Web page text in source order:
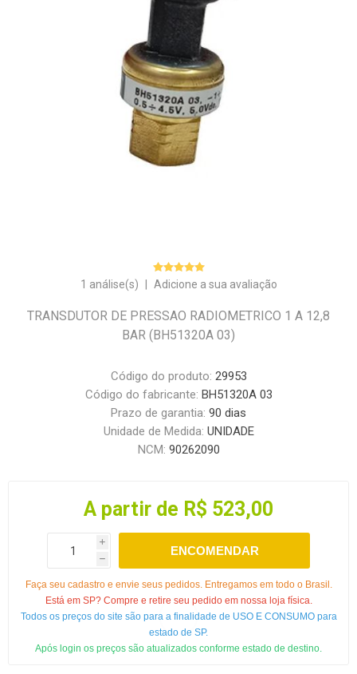
1 análise(s) Adicione a sua avaliação
TRANSDUTOR DE PRESSAO RADIOMETRICO 1 A 12,8
BAR (BH51320A 03)
Código do produto: 29953
Código do fabricante: BH51320A 03
Prazo de garantia: 90 dias
Unidade de Medida: UNIDADE
NCM: 90262090
A partir de R$ 523,00
i
h
ENCOMENDAR
Faça seu cadastro e envie seus pedidos. Entregamos em todo o Brasil.
Está em SP? Compre e retire seu pedido em nossa loja física.
Todos os preços do site são para a finalidade de USO E CONSUMO para
estado de SP.
Após login os preços são atualizados conforme estado de destino.